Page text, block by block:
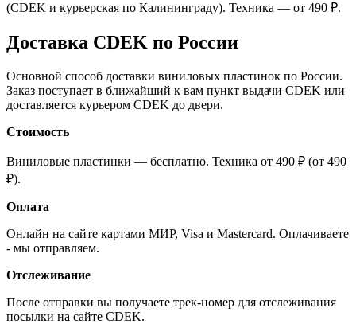
(CDEK и курьерская по Калининграду). Техника — от 490 ₽.
Доставка CDEK по России
Основной способ доставки виниловых пластинок по России.
Заказ поступает в ближайший к вам пункт выдачи CDEK или
доставляется курьером CDEK до двери.
Стоимость
Виниловые пластинки — бесплатно. Техника от 490 ₽ (от 490
₽).
Оплата
Онлайн на сайте картами МИР, Visa и Mastercard. Оплачиваете
- мы отправляем.
Отслеживание
После отправки вы получаете трек-номер для отслеживания
посылки на сайте CDEK.